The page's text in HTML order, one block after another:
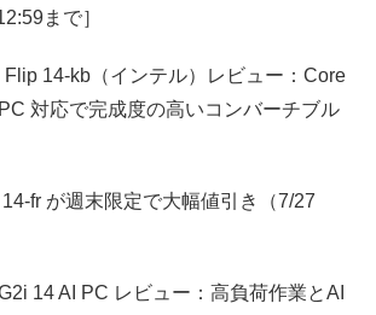
まで］
Flip 14-kb（インテル）レビュー：Core
対応で完成度の高いコンバーチブル
fr が週末限定で大幅値引き（7/27
14 AI PC レビュー：高負荷作業とAI